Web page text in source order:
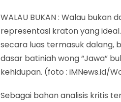
WALAU BUKAN : Walau bukan
representasi kraton yang
secara luas termasuk dalang,
dasar batiniah wong “Jawa”
kehidupan. (foto : iMNews.id/
Sebagai bahan analisis kritis